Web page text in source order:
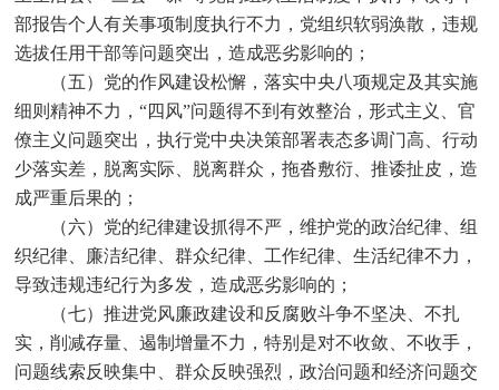
部报告个人有关事项制度执行不力，党组织软弱涣散，违规
选拔任用干部等问题突出，造成恶劣影响的；
（五）党的作风建设松懈，落实中央八项规定及其实施
细则精神不力，“四风”问题得不到有效整治，形式主义、官
僚主义问题突出，执行党中央决策部署表态多调门高、行动
少落实差，脱离实际、脱离群众，拖沓敷衍、推诿扯皮，造
成严重后果的；
（六）党的纪律建设抓得不严，维护党的政治纪律、组
织纪律、廉洁纪律、群众纪律、工作纪律、生活纪律不力，
导致违规违纪行为多发，造成恶劣影响的；
（七）推进党风廉政建设和反腐败斗争不坚决、不扎
实，削减存量、遏制增量不力，特别是对不收敛、不收手，
问题线索反映集中、群众反映强烈，政治问题和经济问题交